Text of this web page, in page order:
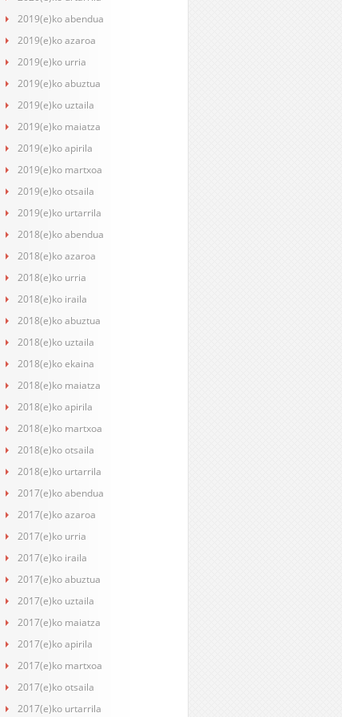
2019(e)ko abendua
2019(e)ko azaroa
2019(e)ko urria
2019(e)ko abuztua
2019(e)ko uztaila
2019(e)ko maiatza
2019(e)ko apirila
2019(e)ko martxoa
2019(e)ko otsaila
2019(e)ko urtarrila
2018(e)ko abendua
2018(e)ko azaroa
2018(e)ko urria
2018(e)ko iraila
2018(e)ko abuztua
2018(e)ko uztaila
2018(e)ko ekaina
2018(e)ko maiatza
2018(e)ko apirila
2018(e)ko martxoa
2018(e)ko otsaila
2018(e)ko urtarrila
2017(e)ko abendua
2017(e)ko azaroa
2017(e)ko urria
2017(e)ko iraila
2017(e)ko abuztua
2017(e)ko uztaila
2017(e)ko maiatza
2017(e)ko apirila
2017(e)ko martxoa
2017(e)ko otsaila
2017(e)ko urtarrila